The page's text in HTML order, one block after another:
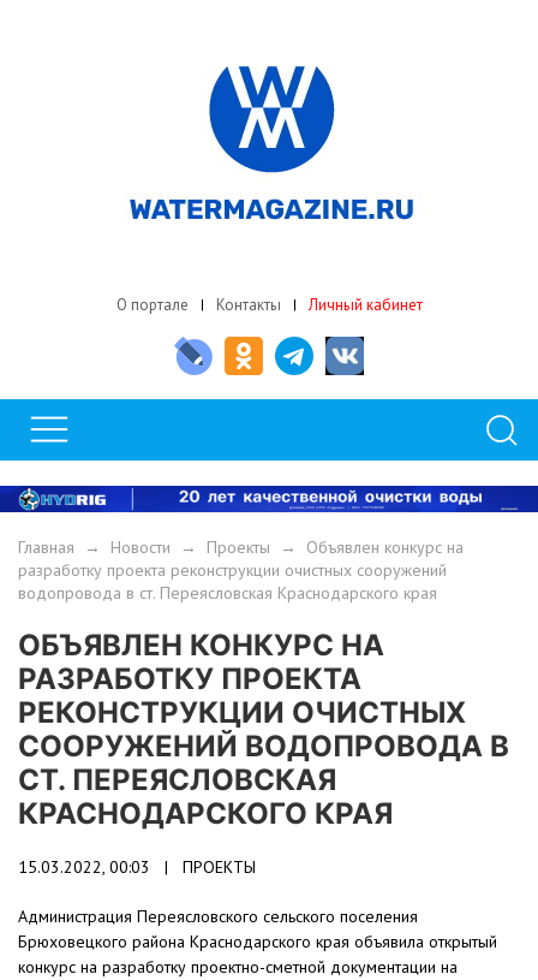
О портале Контакты Личный кабинет
Главная → Новости → Проекты → Объявлен конкурс на
разработку проекта реконструкции очистных сооружений
водопровода в ст. Переясловская Краснодарского края
ОБЪЯВЛЕН КОНКУРС НА
РАЗРАБОТКУ ПРОЕКТА
РЕКОНСТРУКЦИИ ОЧИСТНЫХ
СООРУЖЕНИЙ ВОДОПРОВОДА В
СТ. ПЕРЕЯСЛОВСКАЯ
КРАСНОДАРСКОГО КРАЯ
15.03.2022, 00:03 | ПРОЕКТЫ
Администрация Переясловского сельского поселения
Брюховецкого района Краснодарского края объявила открытый
конкурс на разработку проектно-сметной документации на